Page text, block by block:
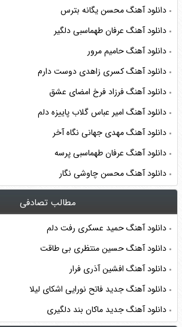
دانلود آهنگ محسن یگانه بترس
دانلود آهنگ عرفان طهماسبی دلگیر
دانلود آهنگ حامیم مرور
دانلود آهنگ کسری زاهدی دوست دارم
دانلود آهنگ فرزاد فرخ امضای عشق
دانلود آهنگ امیر عباس گلاب پاییزه دلم
دانلود آهنگ مهدی جهانی نگاه آخر
دانلود آهنگ عرفان طهماسبی پرسه
دانلود آهنگ محسن چاوشی نگار
مطالب تصادفی
دانلود آهنگ حمید عسکری رفت دلم
دانلود آهنگ حسین منتظری بی طاقت
دانلود آهنگ افشین آذری فرار
دانلود آهنگ جدید فاتح نورایی اشکای لیلا
دانلود آهنگ جدید ماکان بند دلگیری